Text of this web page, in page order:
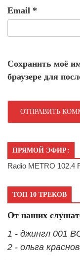
Email *
Сохранить моё
браузере для
ПРЯМОЙ ЭФИР:
Radio METRO 102.4
ТОП 10 ТРЕКОВ
От наших
1 - джингл 001
2 - ольга